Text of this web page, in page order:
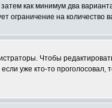
как минимум два
на количество
Чтобы
уже кто-то